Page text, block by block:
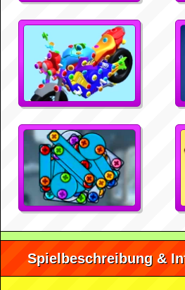
Spielbeschreibung &